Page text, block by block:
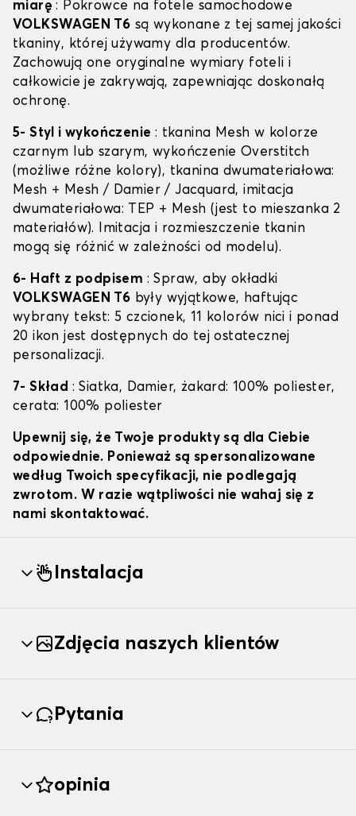
miarę: Pokrowce na fotele samochodowe
VOLKSWAGEN T6 są wykonane z tej samej jakości
tkaniny, której używamy dla producentów.
Zachowują one oryginalne wymiary foteli i
całkowicie je zakrywają, zapewniając doskonałą
ochronę.
5- Styl i wykończenie : tkanina Mesh w kolorze
czarnym lub szarym, wykończenie Overstitch
(możliwe różne kolory), tkanina dwumateriałowa:
Mesh + Mesh / Damier / Jacquard, imitacja
dwumateriałowa: TEP + Mesh (jest to mieszanka 2
materiałów). Imitacja i rozmieszczenie tkanin
mogą się różnić w zależności od modelu).
6- Haft z podpisem : Spraw, aby okładki
VOLKSWAGEN T6 były wyjątkowe, haftując
wybrany tekst: 5 czcionek, 11 kolorów nici i ponad
20 ikon jest dostępnych do tej ostatecznej
personalizacji.
7- Skład : Siatka, Damier, żakard: 100% poliester,
cerata: 100% poliester
Upewnij się, że Twoje produkty są dla Ciebie
odpowiednie. Ponieważ są spersonalizowane
według Twoich specyfikacji, nie podlegają
zwrotom. W razie wątpliwości nie wahaj się z
nami skontaktować.
Instalacja
Zdjęcia naszych klientów
Pytania
opinia